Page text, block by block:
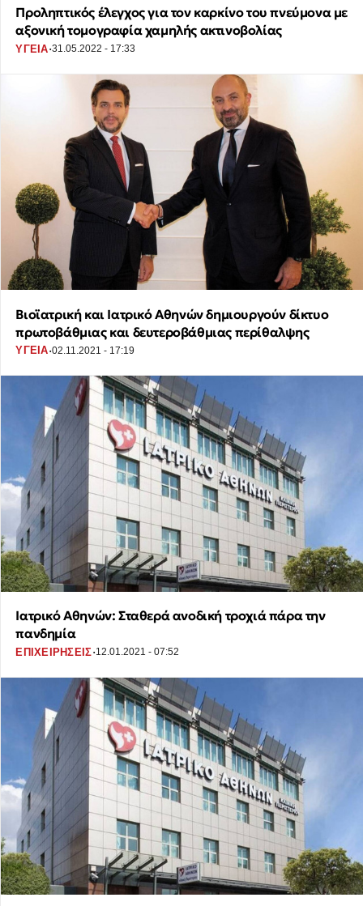
Προληπτικός έλεγχος για τον καρκίνο του πνεύμονα με
αξονική τομογραφία χαμηλής ακτινοβολίας
ΥΓΕΙΑ·31.05.2022 - 17:33
Βιοϊατρική και Ιατρικό Αθηνών δημιουργούν δίκτυο
πρωτοβάθμιας και δευτεροβάθμιας περίθαλψης
ΥΓΕΙΑ·02.11.2021 - 17:19
Ιατρικό Αθηνών: Σταθερά ανοδική τροχιά πάρα την
πανδημία
ΕΠΙΧΕΙΡΗΣΕΙΣ·12.01.2021 - 07:52